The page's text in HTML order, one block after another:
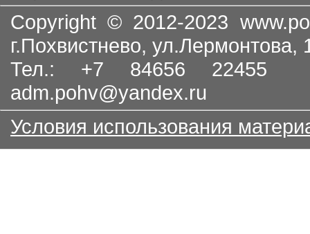
Copyright © 2012-2023
г.Похвистнево, ул.Лермонтова,
Тел.: +7 84656
adm.pohv@yandex.ru
Условия использования